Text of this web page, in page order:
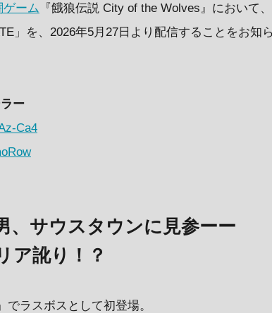
ゲーム
『餓狼伝説 City of the Wolves』において、
」を、2026年5月27日より配信することをお知
ー
Ca4
、サウスタウンに見参ーー
ア訛り！？
ラスボスとして初登場。